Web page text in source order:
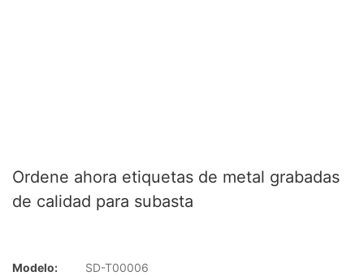
Ordene ahora etiquetas de metal grabadas
de calidad para subasta
Modelo:
SD-T00006